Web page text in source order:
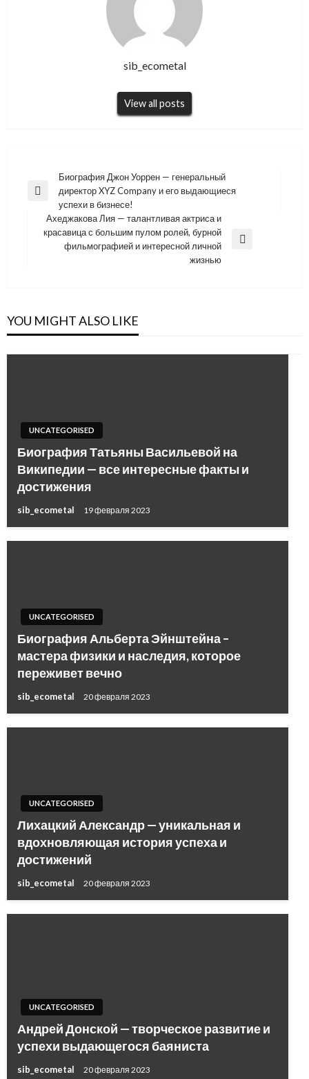
sib_ecometal
View all posts
Навигация
по
записям
Previous
Биография Джон Уоррен — генеральный
директор XYZ Company и его выдающиеся
успехи в бизнесе!
Ахеджакова Лия — талантливая актриса и
красавица с большим пулом ролей, бурной
фильмографией и интересной личной
жизнью
YOU MIGHT ALSO LIKE
UNCATEGORISED
Биография Татьяны Васильевой на
Википедии — все интересные факты и
достижения
sib_ecometal 19 февраля 2023
UNCATEGORISED
Биография Альберта Эйнштейна –
мастера физики и наследия, которое
переживет вечно
sib_ecometal 20 февраля 2023
UNCATEGORISED
Лихацкий Александр — уникальная и
вдохновляющая история успеха и
достижений
sib_ecometal 20 февраля 2023
UNCATEGORISED
Андрей Донской — творческое развитие и
успехи выдающегося баяниста
sib_ecometal 20 февраля 2023